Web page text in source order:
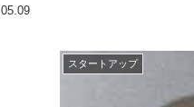
スタートアップ